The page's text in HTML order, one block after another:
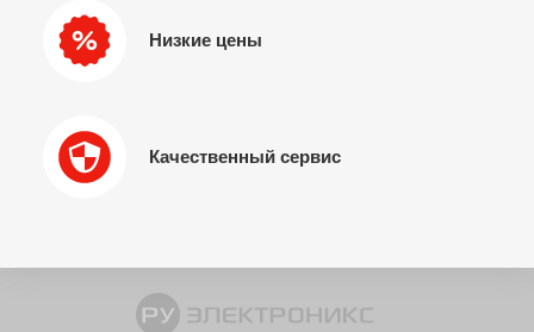
Низкие цены
Качественный сервис